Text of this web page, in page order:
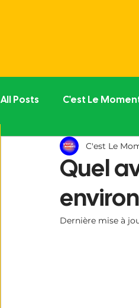
All Posts C'est Le
Politique partout
La vie du Moment
Quel
C'est Le
Dernière mise à